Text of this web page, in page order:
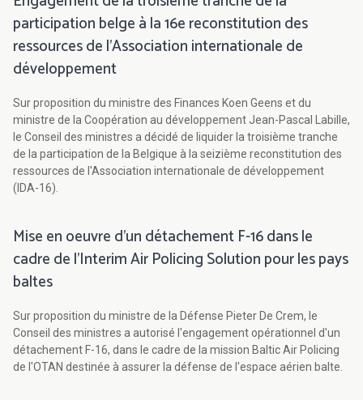
participation belge à la 16e reconstitution des
ressources de l'Association internationale de
développement
Sur proposition du ministre des Finances Koen Geens et du
ministre de la Coopération au développement Jean-Pascal Labille,
le Conseil des ministres a décidé de liquider la troisième tranche
de la participation de la Belgique à la seizième reconstitution des
ressources de l'Association internationale de développement
(IDA-16).
Mise en oeuvre d'un détachement F-16 dans le
cadre de l'Interim Air Policing Solution pour les pays
baltes
Sur proposition du ministre de la Défense Pieter De Crem, le
Conseil des ministres a autorisé l'engagement opérationnel d'un
détachement F-16, dans le cadre de la mission Baltic Air Policing
de l'OTAN destinée à assurer la défense de l'espace aérien balte.